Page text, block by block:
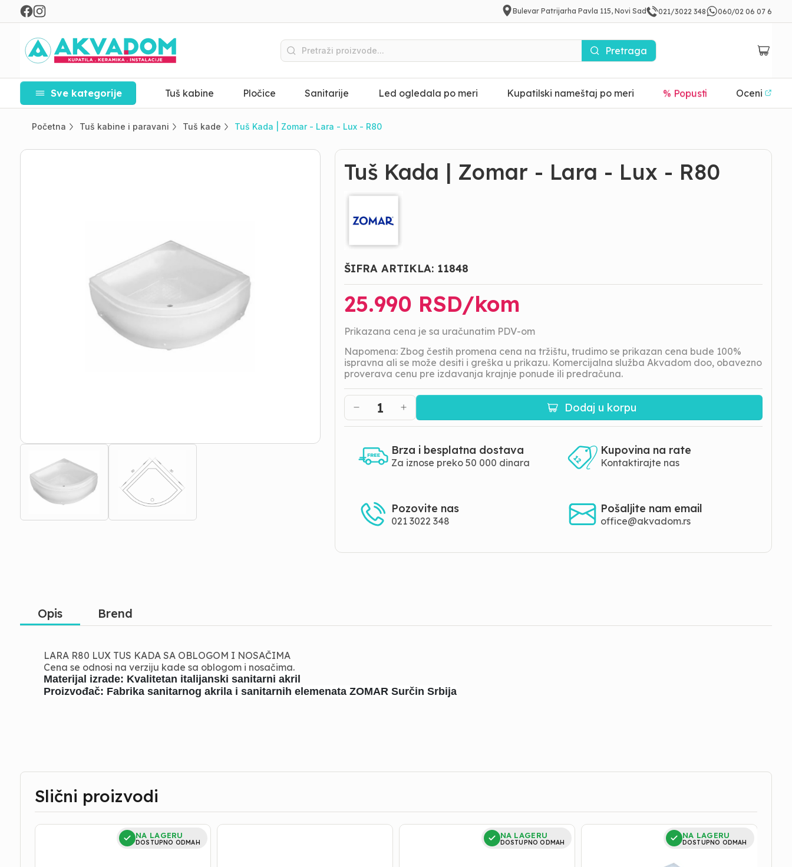
Bulevar Patrijarha Pavla 115, Novi Sad 021/3022 348 060/02 06 07 6
Pretraga
Sve kategorije Tuš kabine Pločice Sanitarije Led ogledala po meri Kupatilski nameštaj po meri % Popusti Oceni
Početna Tuš kabine i paravani Tuš kade Tuš Kada | Zomar - Lara - Lux - R80
Tuš Kada | Zomar - Lara - Lux - R80
ŠIFRA ARTIKLA: 11848
25.990 RSD/kom
Prikazana cena je sa uračunatim PDV-om
Napomena: Zbog čestih promena cena na tržištu, trudimo se prikazan cena bude 100%
ispravna ali se može desiti i greška u prikazu. Komercijalna služba Akvadom doo, obavezno
proverava cenu pre izdavanja krajnje ponude ili predračuna.
1 Dodaj u korpu
Brza i besplatna dostava
Za iznose preko 50 000 dinara
Kupovina na rate
Kontaktirajte nas
Pozovite nas
021 3022 348
Pošaljite nam email
office@akvadom.rs
Opis Brend
LARA R80 LUX TUS KADA SA OBLOGOM I NOSAČIMA
Cena se odnosi na verziju kade sa oblogom i nosačima.
Materijal izrade: Kvalitetan italijanski sanitarni akril
Proizvođač: Fabrika sanitarnog akrila i sanitarnih elemenata ZOMAR Surčin Srbija
Slični proizvodi
Tuš
NA LAGERU
DOSTUPNO ODMAH
Tuš
AKCIJA
NA LAGERU
DOSTUPNO ODMAH
AKCIJA
NA LAGERU
DOSTUPNO ODMAH